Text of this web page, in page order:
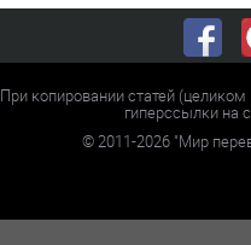
При копировании статей
гиперссылки на
©2011-2026 "Мир